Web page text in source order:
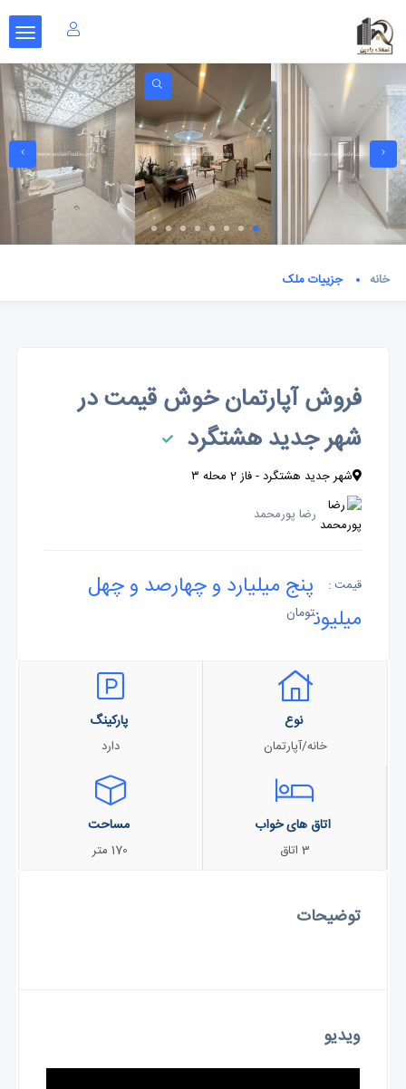
خانه جزییات ملک
فروش آپارتمان خوش قیمت در
شهر جدید هشتگرد
شهر جدید هشتگرد - فاز 2 محله ۳
رضا پورمحمد
قیمت :
پنج میلیارد و چهارصد و چهل
میلیونتومان
نوع
خانه/آپارتمان
پارکینگ
دارد
اتاق های خواب
3 اتاق
مساحت
170 متر
توضیحات
ویدیو